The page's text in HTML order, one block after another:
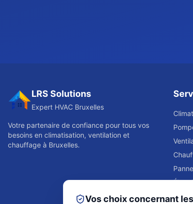
LRS Solutions
Expert HVAC Bruxelles
Votre partenaire de confiance pour tous vos
besoins en climatisation, ventilation et
chauffage à Bruxelles.
Vos choix concernant